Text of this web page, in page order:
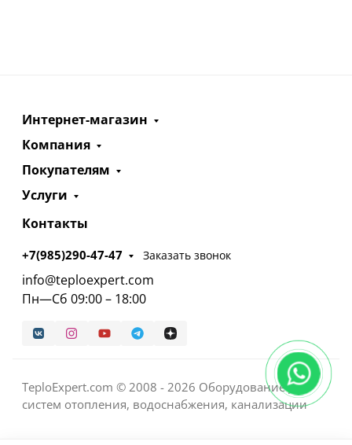
Интернет-магазин
Компания
Покупателям
Услуги
Контакты
+7(985)290-47-47 Заказать звонок
info@teploexpert.com
Пн—Сб 09:00 – 18:00
TeploExpert.com © 2008 - 2026 Оборудование для
систем отопления, водоснабжения, канализации